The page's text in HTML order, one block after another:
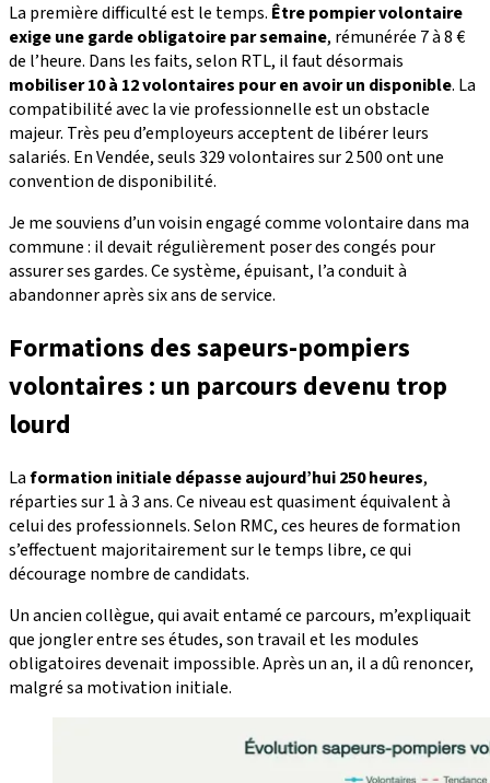
La première difficulté est le temps. Être pompier volontaire
exige une garde obligatoire par semaine, rémunérée 7 à 8 €
de l’heure. Dans les faits, selon RTL, il faut désormais
mobiliser 10 à 12 volontaires pour en avoir un disponible. La
compatibilité avec la vie professionnelle est un obstacle
majeur. Très peu d’employeurs acceptent de libérer leurs
salariés. En Vendée, seuls 329 volontaires sur 2 500 ont une
convention de disponibilité.
Je me souviens d’un voisin engagé comme volontaire dans ma
commune : il devait régulièrement poser des congés pour
assurer ses gardes. Ce système, épuisant, l’a conduit à
abandonner après six ans de service.
Formations des sapeurs-pompiers
volontaires : un parcours devenu trop
lourd
Laformation initiale dépasse aujourd’hui 250 heures,
réparties sur 1 à 3 ans. Ce niveau est quasiment équivalent à
celui des professionnels. Selon RMC, ces heures de formation
s’effectuent majoritairement sur le temps libre, ce qui
décourage nombre de candidats.
Un ancien collègue, qui avait entamé ce parcours, m’expliquait
que jongler entre ses études, son travail et les modules
obligatoires devenait impossible. Après un an, il a dû renoncer,
malgré sa motivation initiale.